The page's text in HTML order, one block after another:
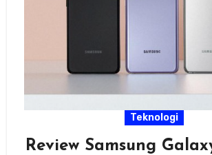
Teknologi
Review Samsung